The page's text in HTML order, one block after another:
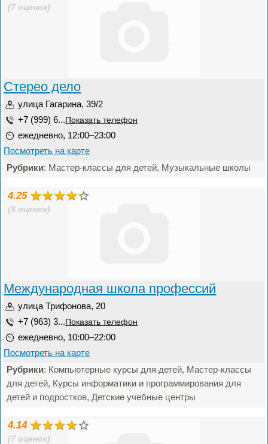
(7 оценок)
Стерео дело
улица Гагарина, 39/2
+7 (999) 6... Показать телефон
ежедневно, 12:00–23:00
Посмотреть на карте
Рубрики: Мастер-классы для детей, Музыкальные школы
4.25
(8 оценок)
Международная школа профессий
улица Трифонова, 20
+7 (963) 3... Показать телефон
ежедневно, 10:00–22:00
Посмотреть на карте
Рубрики: Компьютерные курсы для детей, Мастер-классы
для детей, Курсы информатики и программирования для
детей и подростков, Детские учебные центры
4.14
(7 оценок)